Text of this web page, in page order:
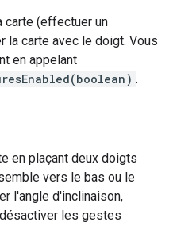
carte (effectuer un
la carte avec le doigt. Vous
en appelant
.
en plaçant deux doigts
vers le bas ou le
l'angle d'inclinaison,
les gestes